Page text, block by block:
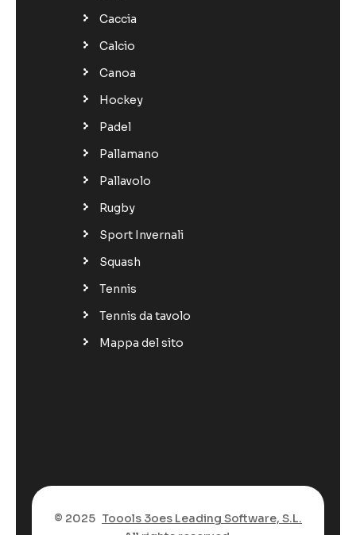
Caccia
Calcio
Canoa
Hockey
Padel
Pallamano
Pallavolo
Rugby
Sport Invernali
Squash
Tennis
Tennis da tavolo
Mappa del sito
© 2025 Toools 3oes Leading Software, S.L.